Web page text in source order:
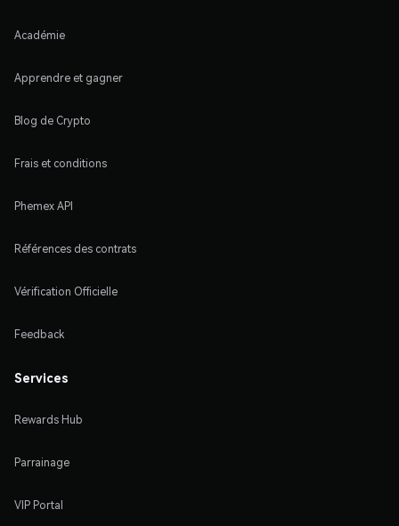
Académie
Apprendre et gagner
Blog de Crypto
Frais et conditions
Phemex API
Références des contrats
Vérification Officielle
Feedback
Services
Rewards Hub
Parrainage
VIP Portal